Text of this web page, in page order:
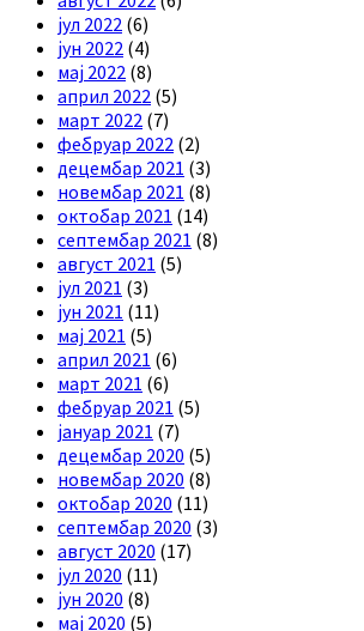
јул 2022 (6)
јун 2022 (4)
мај 2022 (8)
април 2022 (5)
март 2022 (7)
фебруар 2022 (2)
децембар 2021 (3)
новембар 2021 (8)
октобар 2021 (14)
септембар 2021 (8)
август 2021 (5)
јул 2021 (3)
јун 2021 (11)
мај 2021 (5)
април 2021 (6)
март 2021 (6)
фебруар 2021 (5)
јануар 2021 (7)
децембар 2020 (5)
новембар 2020 (8)
октобар 2020 (11)
септембар 2020 (3)
август 2020 (17)
јул 2020 (11)
јун 2020 (8)
мај 2020 (5)